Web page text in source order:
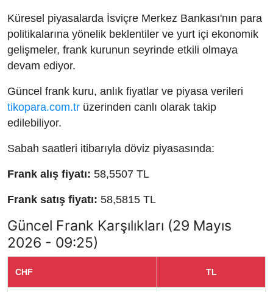
Küresel piyasalarda İsviçre Merkez Bankası'nın para
politikalarına yönelik beklentiler ve yurt içi ekonomik
gelişmeler, frank kurunun seyrinde etkili olmaya
devam ediyor.
Güncel frank kuru, anlık fiyatlar ve piyasa verileri
tikopara.com.tr üzerinden canlı olarak takip
edilebiliyor.
Sabah saatleri itibarıyla döviz piyasasında:
Frank alış fiyatı: 58,5507 TL
Frank satış fiyatı: 58,5815 TL
Güncel Frank Karşılıkları (29 Mayıs
2026 - 09:25)
CHF TL